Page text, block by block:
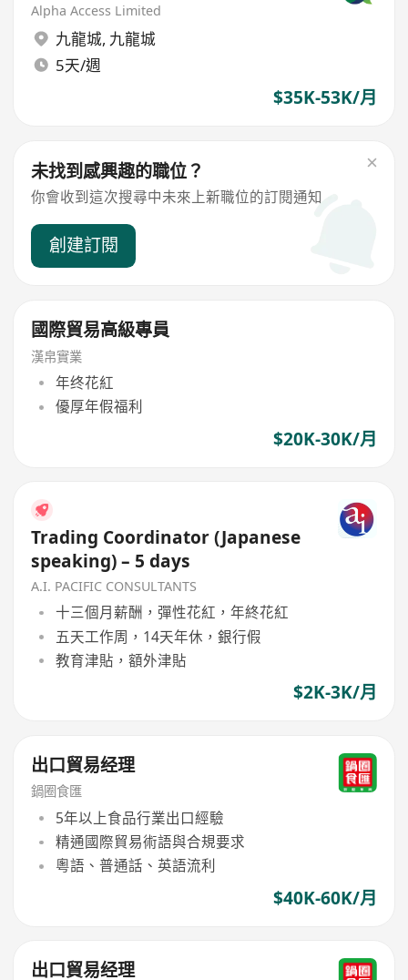
Alpha Access Limited
九龍城, 九龍城
5天/週
$35K-53K/月
未找到感興趣的職位？
你會收到這次搜尋中未來上新職位的訂閱通知
創建訂閱
國際貿易高級專員
漢帛實業
年终花紅
優厚年假福利
$20K-30K/月
Trading Coordinator (Japanese
speaking) – 5 days
A.I. PACIFIC CONSULTANTS
十三個月薪酬，彈性花紅，年終花紅
五天工作周，14天年休，銀行假
教育津貼，額外津貼
$2K-3K/月
出口貿易经理
鍋圈食匯
5年以上食品行業出口經驗
精通國際貿易術語與合規要求
粵語、普通話、英語流利
$40K-60K/月
出口貿易经理